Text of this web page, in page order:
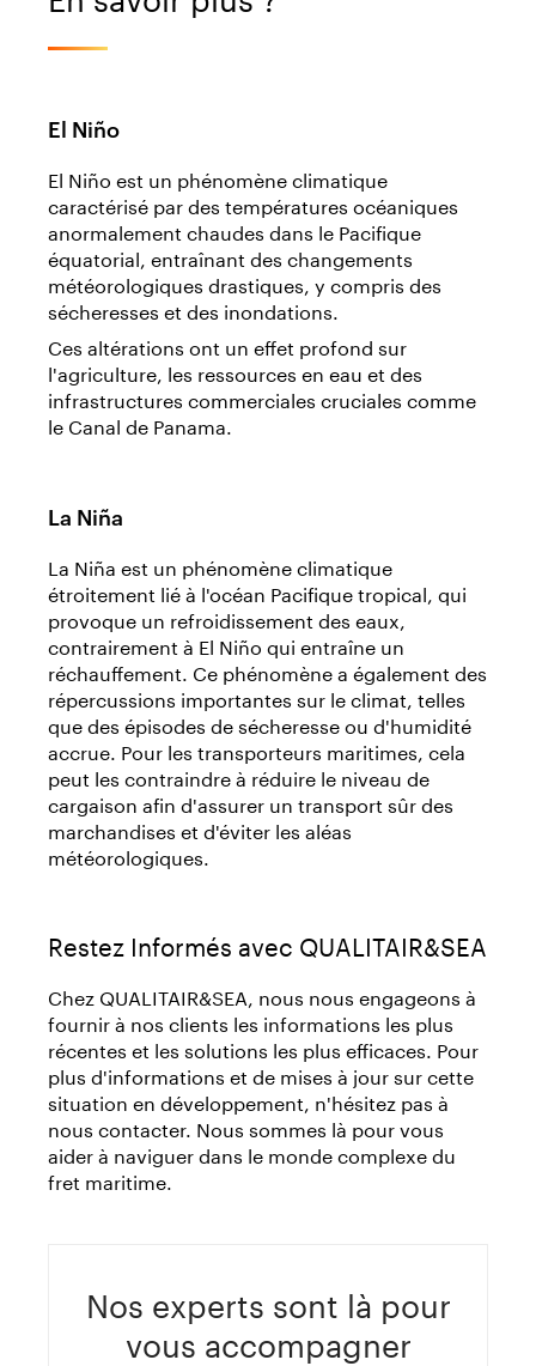
El Niño
El Niño est un phénomène climatique
caractérisé par des températures océaniques
anormalement chaudes dans le Pacifique
équatorial, entraînant des changements
météorologiques drastiques, y compris des
sécheresses et des inondations.
Ces altérations ont un effet profond sur
l'agriculture, les ressources en eau et des
infrastructures commerciales cruciales comme
le Canal de Panama.
La Niña
La Niña est un phénomène climatique
étroitement lié à l'océan Pacifique tropical, qui
provoque un refroidissement des eaux,
contrairement à El Niño qui entraîne un
réchauffement. Ce phénomène a également des
répercussions importantes sur le climat, telles
que des épisodes de sécheresse ou d'humidité
accrue. Pour les transporteurs maritimes, cela
peut les contraindre à réduire le niveau de
cargaison afin d'assurer un transport sûr des
marchandises et d'éviter les aléas
météorologiques.
Restez Informés avec QUALITAIR&SEA
Chez QUALITAIR&SEA, nous nous engageons à
fournir à nos clients les informations les plus
récentes et les solutions les plus efficaces. Pour
plus d'informations et de mises à jour sur cette
situation en développement, n'hésitez pas à
nous contacter. Nous sommes là pour vous
aider à naviguer dans le monde complexe du
fret maritime.
Nos experts sont là pour
vous accompagner